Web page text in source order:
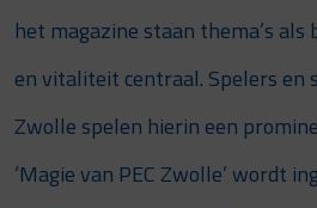
het magazine staan thema’s als
en vitaliteit centraal. Spelers en
Zwolle spelen hierin een
‘Magie van PEC Zwolle’ wordt